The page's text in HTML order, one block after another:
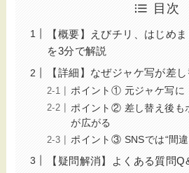
目次
【概要】えびチリ、はじめ
を3分で解説
【詳細】なぜジャケ写が差
ポイント① 元ジャケ写に
ポイント② 差し替え後も
が広がる
ポイント③ SNSでは“間違
【疑問解消】よくある質問